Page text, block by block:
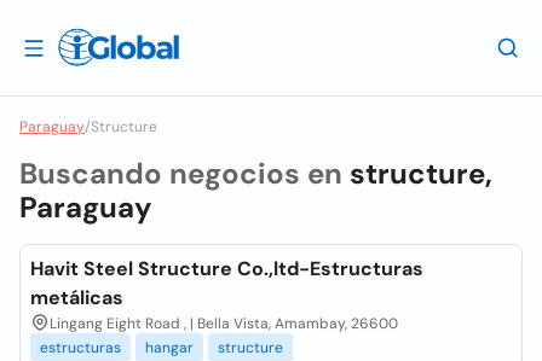
Paraguay/Structure
Buscando negocios en structure,
Paraguay
Havit Steel Structure Co.,ltd-Estructuras
metálicas
Lingang Eight Road , | Bella Vista, Amambay, 26600
estructuras
hangar structure